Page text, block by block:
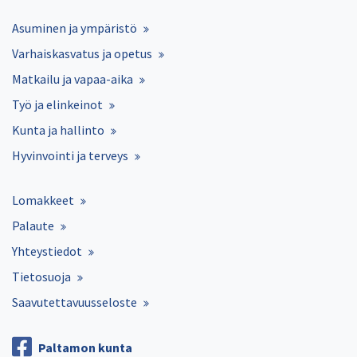
Asuminen ja ympäristö
Varhaiskasvatus ja opetus
Matkailu ja vapaa-aika
Työ ja elinkeinot
Kunta ja hallinto
Hyvinvointi ja terveys
Lomakkeet
Palaute
Yhteystiedot
Tietosuoja
Saavutettavuusseloste
Paltamon kunta